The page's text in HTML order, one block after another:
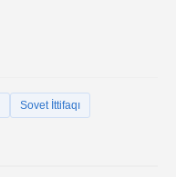
Sovet İttifaqı